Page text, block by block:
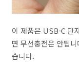
이 제품은 USB-C 단
면 무선충전은 안됩
습니다.